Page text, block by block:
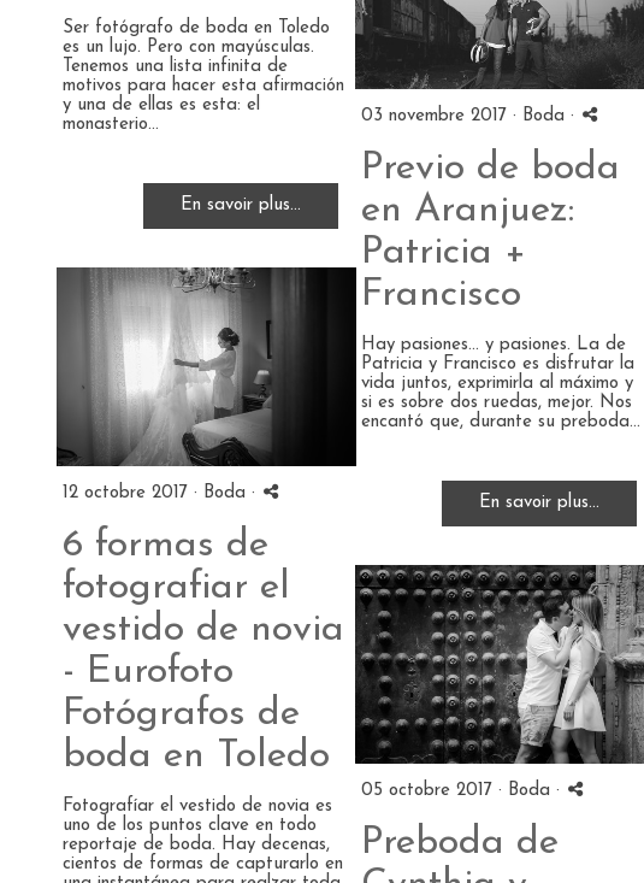
Ser fotógrafo de boda en Toledo
es un lujo. Pero con mayúsculas.
Tenemos una lista infinita de
motivos para hacer esta afirmación
y una de ellas es esta: el
monasterio...
En savoir plus...
03 novembre 2017 · Boda ·
Previo de boda
en Aranjuez:
Patricia +
Francisco
Hay pasiones... y pasiones. La de
Patricia y Francisco es disfrutar la
vida juntos, exprimirla al máximo y
si es sobre dos ruedas, mejor. Nos
encantó que, durante su preboda...
En savoir plus...
12 octobre 2017 · Boda ·
6 formas de
fotografiar el
vestido de novia
- Eurofoto
Fotógrafos de
boda en Toledo
Fotografíar el vestido de novia es
uno de los puntos clave en todo
reportaje de boda. Hay decenas,
cientos de formas de capturarlo en
05 octobre 2017 · Boda ·
Preboda de